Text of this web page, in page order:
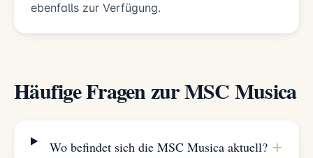
ebenfalls zur Verfügung.
Häufige Fragen zur MSC Musica
Wo befindet sich die MSC Musica aktuell? +